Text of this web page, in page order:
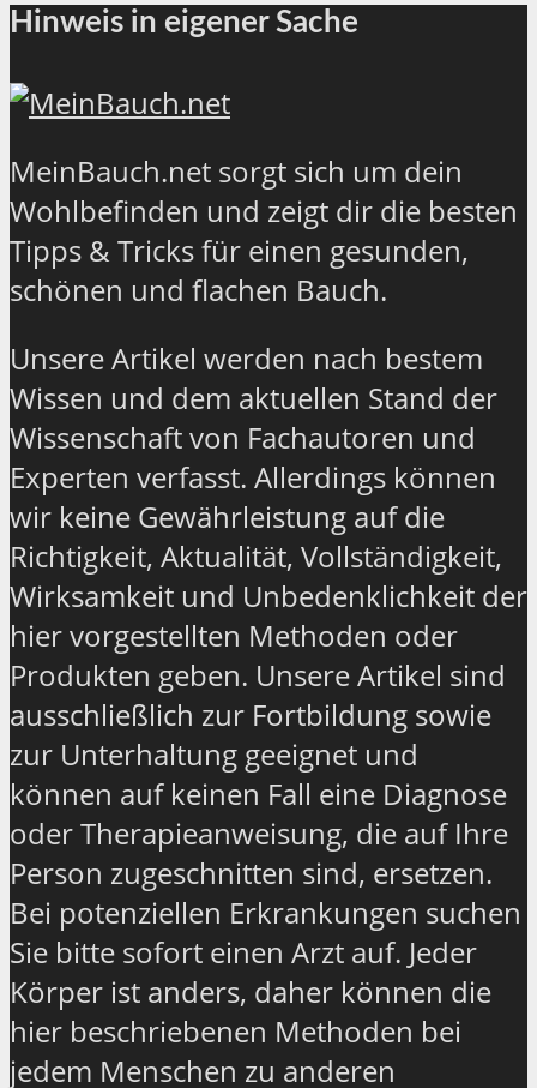
Hinweis in eigener Sache
MeinBauch.net sorgt sich um dein
Wohlbefinden und zeigt dir die besten
Tipps & Tricks für einen gesunden,
schönen und flachen Bauch.
Unsere Artikel werden nach bestem
Wissen und dem aktuellen Stand der
Wissenschaft von Fachautoren und
Experten verfasst. Allerdings können
wir keine Gewährleistung auf die
Richtigkeit, Aktualität, Vollständigkeit,
Wirksamkeit und Unbedenklichkeit der
hier vorgestellten Methoden oder
Produkten geben. Unsere Artikel sind
ausschließlich zur Fortbildung sowie
zur Unterhaltung geeignet und
können auf keinen Fall eine Diagnose
oder Therapieanweisung, die auf Ihre
Person zugeschnitten sind, ersetzen.
Bei potenziellen Erkrankungen suchen
Sie bitte sofort einen Arzt auf. Jeder
Körper ist anders, daher können die
hier beschriebenen Methoden bei
jedem Menschen zu anderen